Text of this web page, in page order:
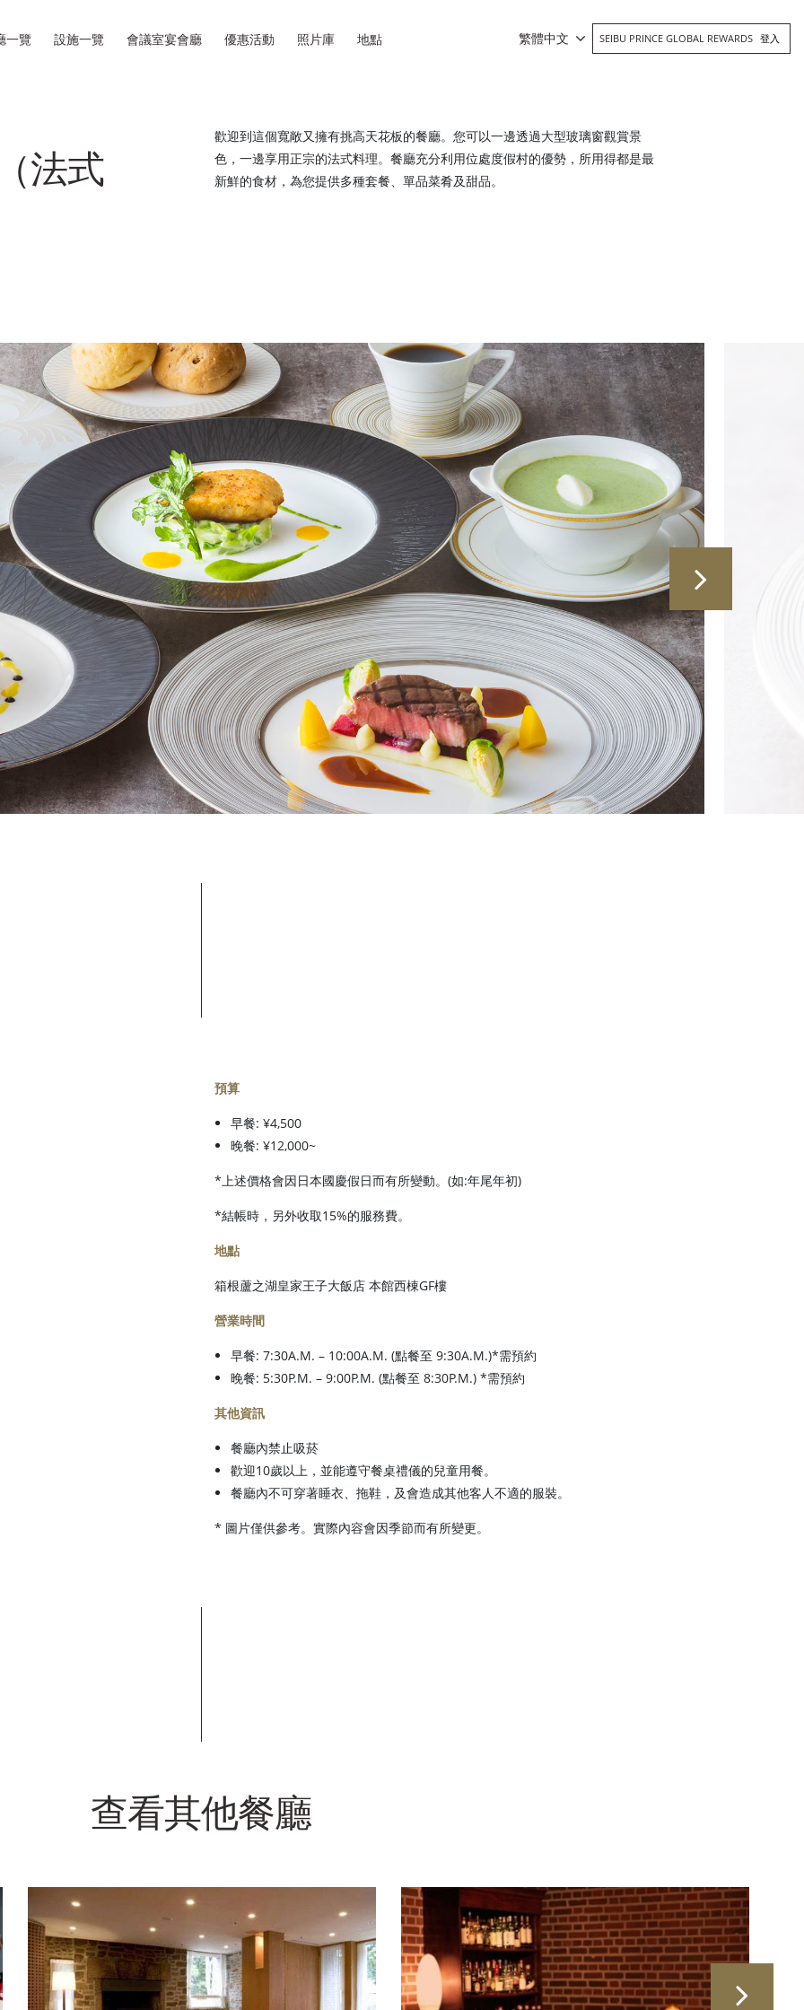
一覽 設施一覽 會議室宴會廳 優惠活動 照片庫 地點 繁體中文 SEIBU PRINCE GLOBAL REWARDS 登入
法式
歡迎到這個寬敞又擁有挑高天花板的餐廳。您可以一邊透過大型玻璃窗觀賞景
色，一邊享用正宗的法式料理。餐廳充分利用位處度假村的優勢，所用得都是最
新鮮的食材，為您提供多種套餐、單品菜肴及甜品。
預算
早餐: ¥4,500
晚餐: ¥12,000~
*上述價格會因日本國慶假日而有所變動。(如:年尾年初)
*結帳時，另外收取15%的服務費。
地點
箱根蘆之湖皇家王子大飯店 本館西棟GF樓
營業時間
早餐: 7:30A.M. – 10:00A.M. (點餐至 9:30A.M.)*需預約
晚餐: 5:30P.M. – 9:00P.M. (點餐至 8:30P.M.) *需預約
其他資訊
餐廳內禁止吸菸
歡迎10歲以上，並能遵守餐桌禮儀的兒童用餐。
餐廳內不可穿著睡衣、拖鞋，及會造成其他客人不適的服裝。
* 圖片僅供參考。實際內容會因季節而有所變更。
查看其他餐廳